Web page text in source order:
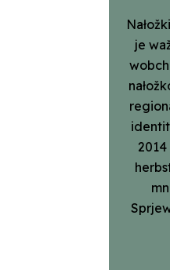
je